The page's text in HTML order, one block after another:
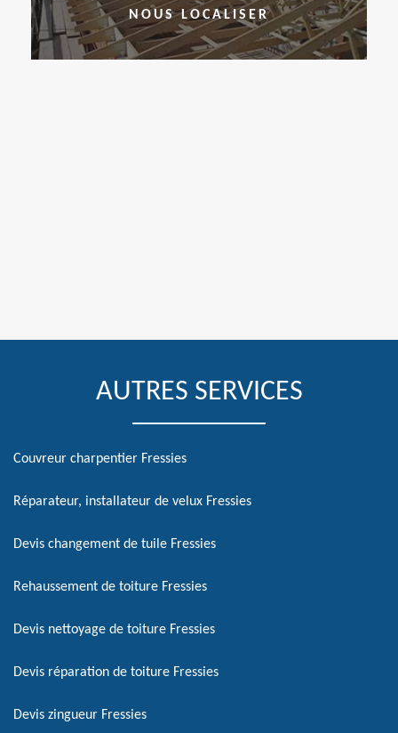
NOUS LOCALISER
AUTRES SERVICES
Couvreur charpentier Fressies
Réparateur, installateur de velux Fressies
Devis changement de tuile Fressies
Rehaussement de toiture Fressies
Devis nettoyage de toiture Fressies
Devis réparation de toiture Fressies
Devis zingueur Fressies